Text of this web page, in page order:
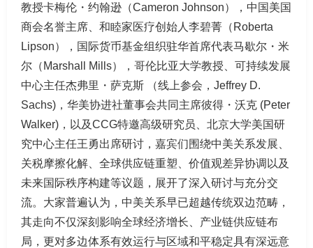
教授卡梅伦・约翰逊（Cameron Johnson），中国美国
商会名誉主席、和睦家医疗创始人李碧菁（Roberta
Lipson），国际货币基金组织驻华首席代表马歇尔・米
尔（Marshall Mills），哥伦比亚大学教授、可持续发展
中心主任杰弗里・萨克斯 （线上参会，Jeffrey D.
Sachs)，华美协进社董事会共同主席彼得・沃克 (Peter
Walker)，以及CCG特邀高级研究员、北京大学美国研
究中心主任王勇出席研讨，嘉宾们围绕中美关系发展、
关税摩擦化解、全球供应链重塑、价值观差异协调以及
未来国际秩序构建等议题，展开了深入研讨与充分交
流。大家普遍认为，中美关系早已超越传统双边范畴，
其走向不仅深刻影响全球经济增长、产业链供应链布
局，更对多边体系有效运行与区域和平稳定具有深远意